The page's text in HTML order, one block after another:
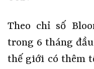
Theo chỉ số
trong 6 tháng
thế giới có thêm